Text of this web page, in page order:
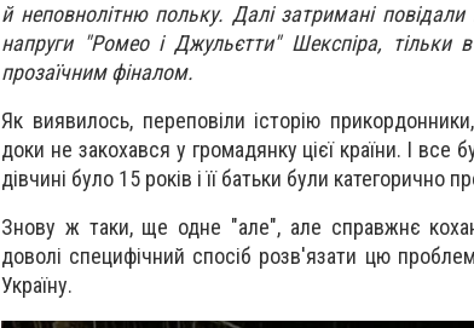
й неповнолітню польку. Далі затримані
напруги "Ромео і Джульєтти" Шекспіра, тільки
прозаїчним фіналом.
Як виявилось, переповіли історію
доки не закохався у громадянку цієї країни. І
дівчині було 15 років і її батьки були категорично
Знову ж таки, ще одне "але", але справжнє
доволі специфічний спосіб розв'язати цю
Україну.